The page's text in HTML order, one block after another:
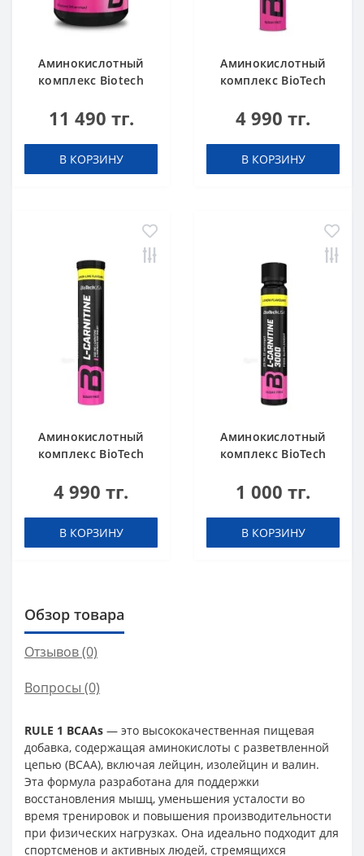
Аминокислотный
комплекс Biotech
Chrome 60 таблеток
11 490 тг.
В КОРЗИНУ
Аминокислотный
комплекс BioTech
mg Effervescent
20 таблеток
(шипучка)
4 990 тг.
В КОРЗИНУ
Аминокислотный
комплекс BioTech
mg Effervescent
таблеток (шипучка)
4 990 тг.
В КОРЗИНУ
Аминокислотный
комплекс BioTech
ampule 3000 Lemon
1 000 тг.
В КОРЗИНУ
Обзор товара
Отзывов (0)
Вопросы (0)
RULE 1 BCAAs — это высококачественная пищевая
добавка, содержащая аминокислоты с разветвленной
цепью (BCAA), включая лейцин, изолейцин и валин.
Эта формула разработана для поддержки
восстановления мышц, уменьшения усталости во
время тренировок и повышения производительности
при физических нагрузках. Она идеально подходит для
спортсменов и активных людей, стремящихся